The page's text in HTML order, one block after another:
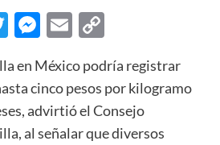
Twitter
Messenger
EmailCopy
en México podría registrar
cinco pesos por kilogramo
advirtió el Consejo
al señalar que diversos